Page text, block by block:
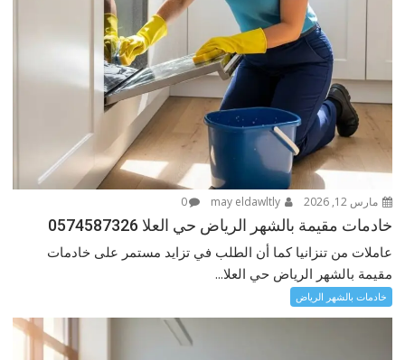
مارس 12, 2026 may eldawltly
0
خادمات مقيمة بالشهر الرياض حي العلا 0574587326
عاملات من تنزانيا كما أن الطلب في تزايد مستمر على خادمات
مقيمة بالشهر الرياض حي العلا...
خادمات بالشهر الرياض